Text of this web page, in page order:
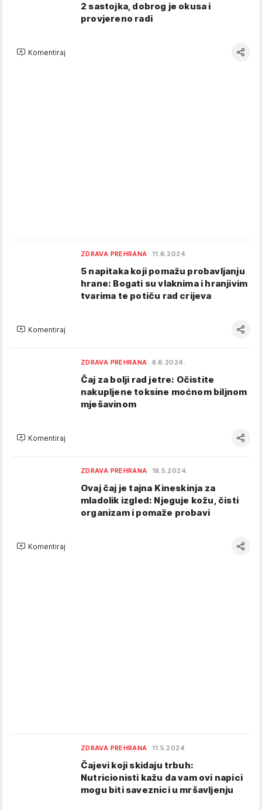
2 sastojka, dobrog je okusa i
provjereno radi
Komentiraj
ZDRAVA PREHRANA 11.6.2024.
5 napitaka koji pomažu probavljanju
hrane: Bogati su vlaknima i hranjivim
tvarima te potiču rad crijeva
Komentiraj
ZDRAVA PREHRANA 8.6.2024.
Čaj za bolji rad jetre: Očistite
nakupljene toksine moćnom biljnom
mješavinom
Komentiraj
ZDRAVA PREHRANA 18.5.2024.
Ovaj čaj je tajna Kineskinja za
mladolik izgled: Njeguje kožu, čisti
organizam i pomaže probavi
Komentiraj
ZDRAVA PREHRANA 11.5.2024.
Čajevi koji skidaju trbuh:
Nutricionisti kažu da vam ovi napici
mogu biti saveznici u mršavljenju